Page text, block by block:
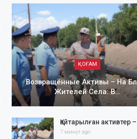
ҚОҒАМ
Возвращённые Активы – На
Жителей Села: В…
Қайтарылған активтер
7 минут ago